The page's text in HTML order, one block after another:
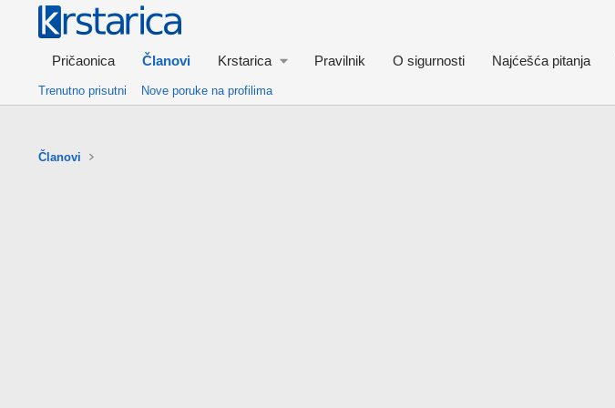
Pričaonica Članovi Krstarica Pravilnik O sigurnosti Najćešća pitanja
Trenutno prisutni Nove poruke na profilima
Članovi